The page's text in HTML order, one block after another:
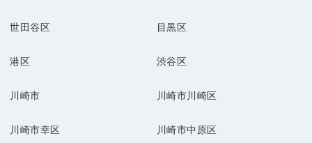
世田谷区 目黒区
港区 渋谷区
川崎市 川崎市川崎区
川崎市幸区 川崎市中原区